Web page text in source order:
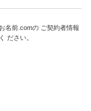
名前.comの ご契約者情報
ださい。